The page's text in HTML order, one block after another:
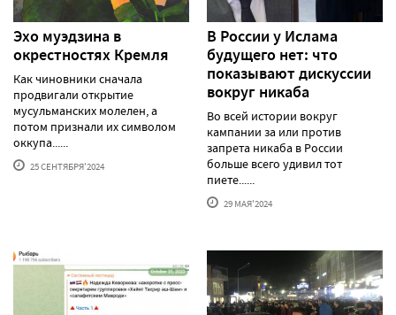
Эхо муэдзина в
окрестностях Кремля
Как чиновники сначала
продвигали открытие
мусульманских молелен, а
потом признали их символом
оккупа......
25 СЕНТЯБРЯ'2024
В России у Ислама
будущего нет: что
показывают дискуссии
вокруг никаба
Во всей истории вокруг
кампании за или против
запрета никаба в России
больше всего удивил тот
пиете......
29 МАЯ'2024